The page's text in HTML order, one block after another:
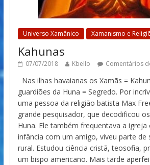
Universo Xamânico Xamanismo e
Kahunas
07/07/2018 Kbello Comentários
Nas ilhas havaianas os Xamãs =
guardiões da Huna = Segredo. Por
uma pessoa da religião batista Max
grande pesquisador, que decodificou
Huna. Ele também frequentava a igreja
infância com um amigo, viveu parte de
rural. Estudou ciência cristã, teosofia,
um bispo americano. Mais tarde